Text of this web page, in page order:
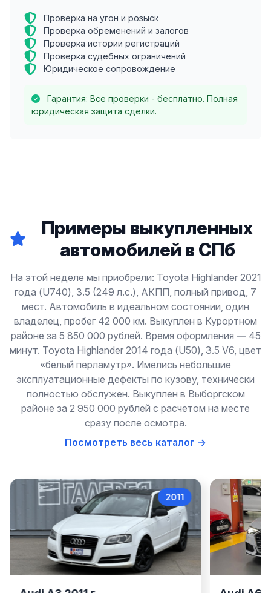
Проверка на угон и розыск
Проверка обременений и залогов
Проверка истории регистраций
Проверка судебных ограничений
Юридическое сопровождение
Гарантия: Все проверки - бесплатно. Полная
юридическая защита сделки.
Примеры выкупленных
автомобилей в СПб
На этой неделе мы приобрели: Toyota Highlander 2021
года (U740), 3.5 (249 л.с.), АКПП, полный привод, 7
мест. Автомобиль в идеальном состоянии, один
владелец, пробег 42 000 км. Выкуплен в Курортном
районе за 5 850 000 рублей. Время оформления — 45
минут. Toyota Highlander 2014 года (U50), 3.5 V6, цвет
«белый перламутр». Имелись небольшие
эксплуатационные дефекты по кузову, технически
полностью обслужен. Выкуплен в Выборгском
районе за 2 950 000 рублей с расчетом на месте
сразу после осмотра.
Посмотреть весь каталог →
Audi A3
2011